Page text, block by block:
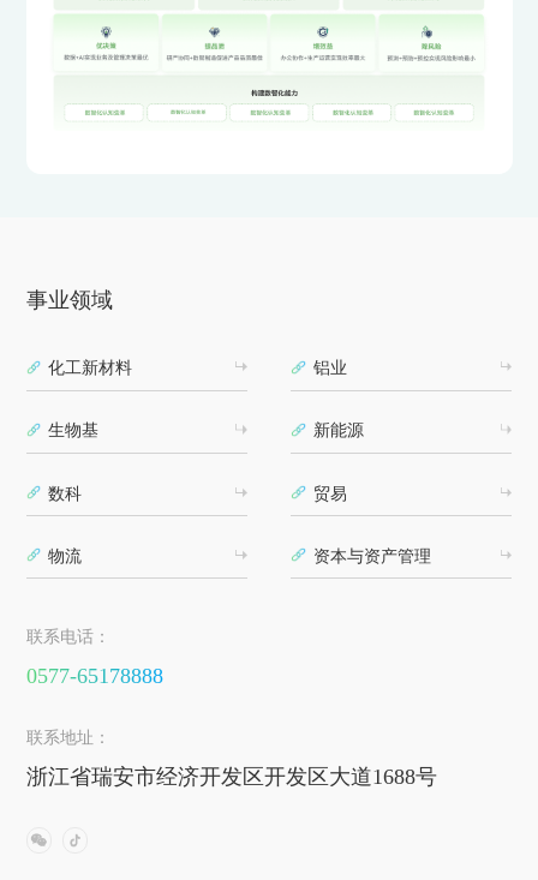
事业领域
化工新材料 铝业
生物基 新能源
数科 贸易
物流 资本与资产管理
联系电话：
0577-65178888
联系地址：
浙江省瑞安市经济开发区开发区大道1688号